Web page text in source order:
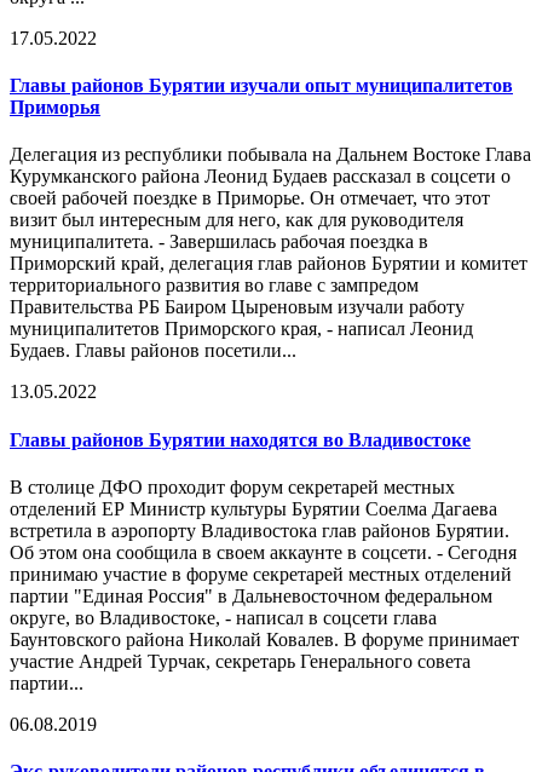
17.05.2022
Главы районов Бурятии изучали опыт муниципалитетов
Приморья
Делегация из республики побывала на Дальнем Востоке Глава
Курумканского района Леонид Будаев рассказал в соцсети о
своей рабочей поездке в Приморье. Он отмечает, что этот
визит был интересным для него, как для руководителя
муниципалитета. - Завершилась рабочая поездка в
Приморский край, делегация глав районов Бурятии и комитет
территориального развития во главе с зампредом
Правительства РБ Баиром Цыреновым изучали работу
муниципалитетов Приморского края, - написал Леонид
Будаев. Главы районов посетили...
13.05.2022
Главы районов Бурятии находятся во Владивостоке
В столице ДФО проходит форум секретарей местных
отделений ЕР Министр культуры Бурятии Соелма Дагаева
встретила в аэропорту Владивостока глав районов Бурятии.
Об этом она сообщила в своем аккаунте в соцсети. - Сегодня
принимаю участие в форуме секретарей местных отделений
партии "Единая Россия" в Дальневосточном федеральном
округе, во Владивостоке, - написал в соцсети глава
Баунтовского района Николай Ковалев. В форуме принимает
участие Андрей Турчак, секретарь Генерального совета
партии...
06.08.2019